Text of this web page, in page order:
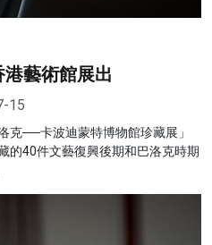
藝術館展出
15
克──卡波迪蒙特博物館珍藏展」
的40件文藝復興後期和巴洛克時期